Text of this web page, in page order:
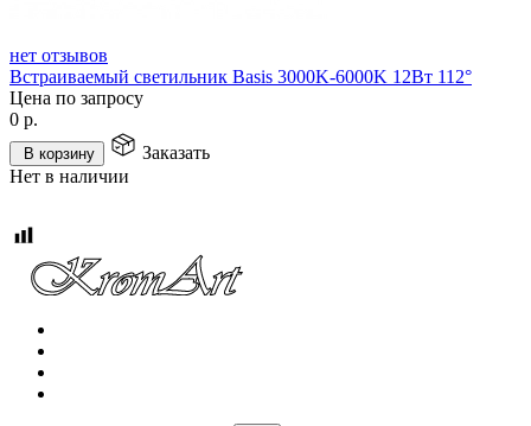
нет отзывов
Встраиваемый светильник Basis 3000K-6000K 12Вт 112°
Цена по запросу
0 р.
В корзину
Заказать
Нет в наличии